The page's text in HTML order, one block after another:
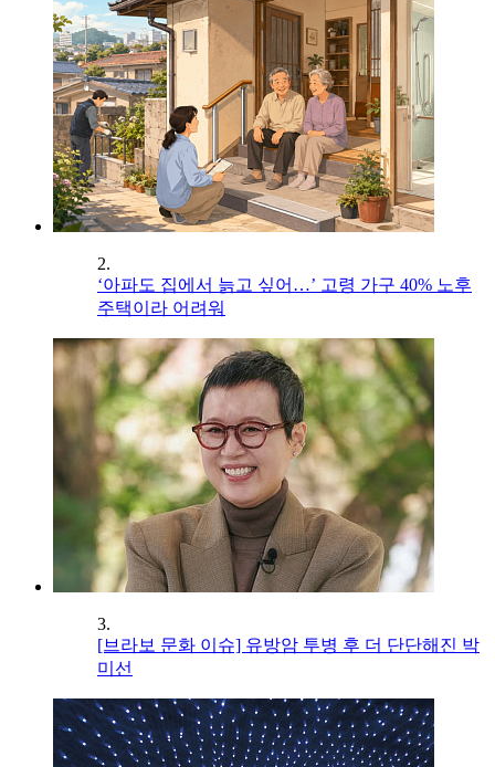
2.
‘아파도 집에서 늙고 싶어…’ 고령 가구 40% 노후
주택이라 어려워
3.
[브라보 문화 이슈] 유방암 투병 후 더 단단해진 박
미선